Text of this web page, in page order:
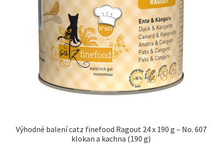
Výhodné balení catz finefood Ragout 24 x 190 g – No. 607
klokan a kachna (190 g)